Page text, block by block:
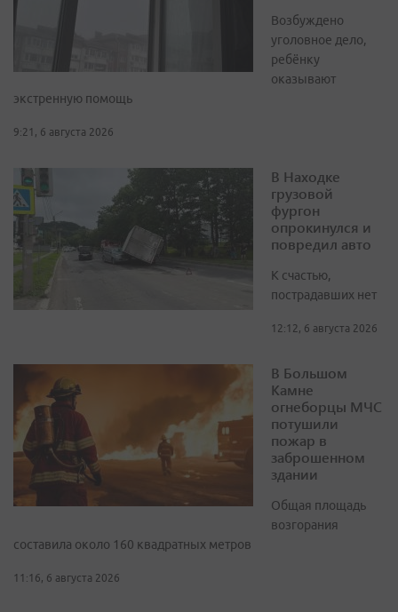
Возбуждено
уголовное дело,
ребёнку
оказывают
экстренную помощь
9:21, 6 августа 2026
В Находке
грузовой
фургон
опрокинулся и
повредил авто
К счастью,
пострадавших нет
12:12, 6 августа 2026
В Большом
Камне
огнеборцы МЧС
потушили
пожар в
заброшенном
здании
Общая площадь
возгорания
составила около 160 квадратных метров
11:16, 6 августа 2026